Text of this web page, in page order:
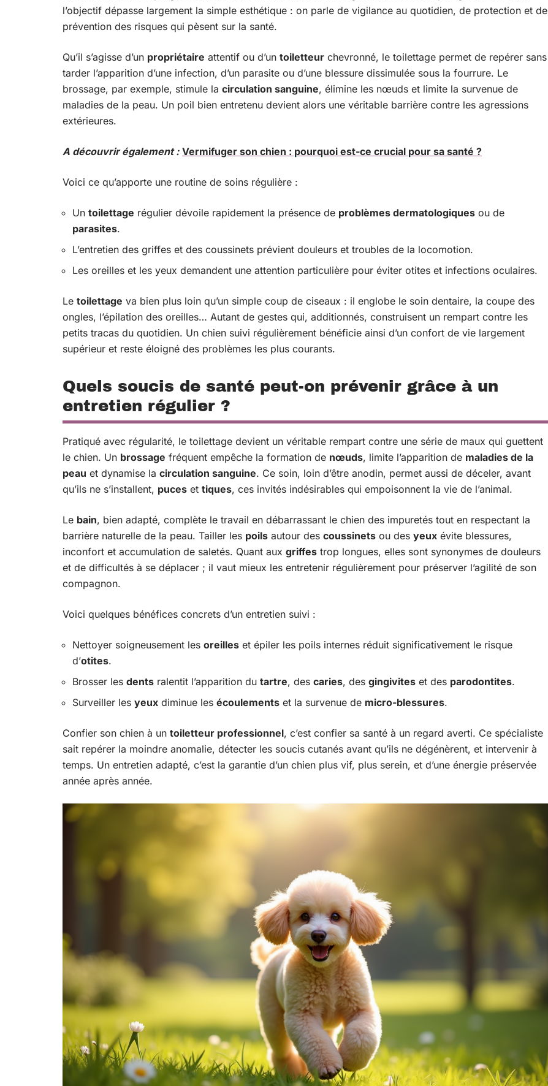
l’objectif dépasse largement la simple esthétique : on parle de vigilance au quotidien, de protection et de
prévention des risques qui pèsent sur la santé.
Qu’il s’agisse d’un propriétaire attentif ou d’un toiletteur chevronné, le toilettage permet de repérer sans
tarder l’apparition d’une infection, d’un parasite ou d’une blessure dissimulée sous la fourrure. Le
brossage, par exemple, stimule la circulation sanguine, élimine les nœuds et limite la survenue de
maladies de la peau. Un poil bien entretenu devient alors une véritable barrière contre les agressions
extérieures.
A découvrir également : Vermifuger son chien : pourquoi est-ce crucial pour sa santé ?
Voici ce qu’apporte une routine de soins régulière :
Un toilettage régulier dévoile rapidement la présence de problèmes dermatologiques ou de
parasites.
L’entretien des griffes et des coussinets prévient douleurs et troubles de la locomotion.
Les oreilles et les yeux demandent une attention particulière pour éviter otites et infections oculaires.
Le toilettage va bien plus loin qu’un simple coup de ciseaux : il englobe le soin dentaire, la coupe des
ongles, l’épilation des oreilles… Autant de gestes qui, additionnés, construisent un rempart contre les
petits tracas du quotidien. Un chien suivi régulièrement bénéficie ainsi d’un confort de vie largement
supérieur et reste éloigné des problèmes les plus courants.
Quels soucis de santé peut-on prévenir grâce à un
entretien régulier ?
Pratiqué avec régularité, le toilettage devient un véritable rempart contre une série de maux qui guettent
le chien. Un brossage fréquent empêche la formation de nœuds, limite l’apparition de maladies de la
peau et dynamise la circulation sanguine. Ce soin, loin d’être anodin, permet aussi de déceler, avant
qu’ils ne s’installent, puces et tiques, ces invités indésirables qui empoisonnent la vie de l’animal.
Le bain, bien adapté, complète le travail en débarrassant le chien des impuretés tout en respectant la
barrière naturelle de la peau. Tailler les poils autour des coussinets ou des yeux évite blessures,
inconfort et accumulation de saletés. Quant aux griffes trop longues, elles sont synonymes de douleurs
et de difficultés à se déplacer ; il vaut mieux les entretenir régulièrement pour préserver l’agilité de son
compagnon.
Voici quelques bénéfices concrets d’un entretien suivi :
Nettoyer soigneusement les oreilles et épiler les poils internes réduit significativement le risque
d’otites.
Brosser les dents ralentit l’apparition du tartre, des caries, des gingivites et des parodontites.
Surveiller les yeux diminue les écoulements et la survenue de micro-blessures.
Confier son chien à un toiletteur professionnel, c’est confier sa santé à un regard averti. Ce spécialiste
sait repérer la moindre anomalie, détecter les soucis cutanés avant qu’ils ne dégénèrent, et intervenir à
temps. Un entretien adapté, c’est la garantie d’un chien plus vif, plus serein, et d’une énergie préservée
année après année.